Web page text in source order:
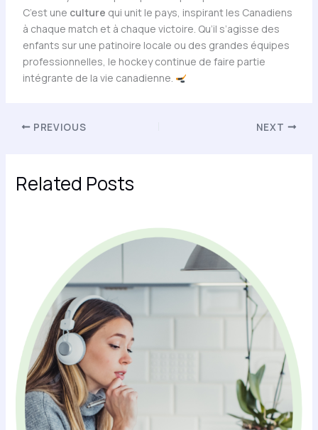
C’est une culture qui unit le pays, inspirant les Canadiens
à chaque match et à chaque victoire. Qu’il s’agisse des
enfants sur une patinoire locale ou des grandes équipes
professionnelles, le hockey continue de faire partie
intégrante de la vie canadienne.
PREVIOUS NEXT
Related Posts